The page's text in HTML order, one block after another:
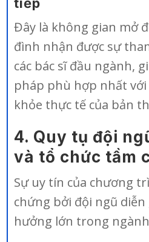
Đây là không gian mở
đình nhận được sự
các bác sĩ đầu ngành,
pháp phù hợp nhất
khỏe thực tế của bản
4. Quy tụ đội
và tổ chức tầm
Sự uy tín của chương
chứng bởi đội ngũ diễn
hưởng lớn trong